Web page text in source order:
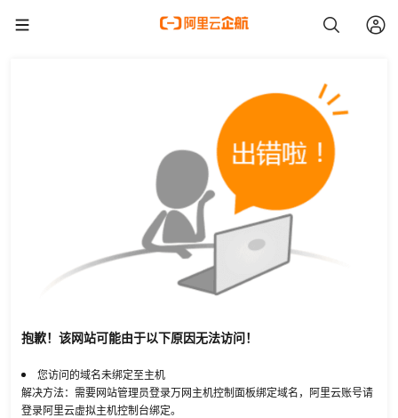
抱歉！该网站可能由于以下原因无法访问！
您访问的域名未绑定至主机
解决方法：需要网站管理员登录万网主机控制面板绑定域名，阿里云账号请
登录阿里云虚拟主机控制台绑定。